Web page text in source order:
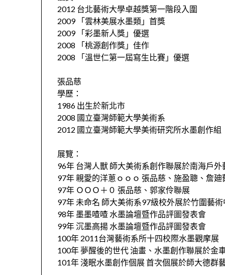
2012 台北藝術大學卓越獎第一階段入圍
2009 「雲林美展水墨類」首獎
2009 「彩墨新人獎」優選
2008 「桃源創作獎」佳作
2008 「溫世仁第一屆寫生比賽」優選
張品慈
學歷：
1986 出生於新北市
2008 國立臺灣師範大學美術系
2012 國立臺灣師範大學美術研究所水墨創作組
展覽：
96年 台灣人獸 師大美術系創作聯展於南海戶外
97年 親愛的洋蔥ｏｏｏ 張品慈、施盈聰、詹廸
97年 ＯＯＯ＋０ 張品慈、郭家伶聯展
97年 未命名 師大美術系97級校外展於竹圍藝術
98年 墨墨喳喳 水墨論壇暨作品評圖發表會
99年 沉墨高揚 水墨論壇暨作品評圖發表會
100年 2011台灣藝術系所十四校際水墨觀摩展
100年 夢醒後的世代 油畫、水墨創作聯展於金
101年 淺眠水墨創作個展 首次個展於師大德群